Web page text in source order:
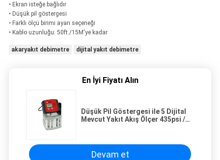
• Ekran isteğe bağlıdır
• Düşük pil göstergesi
• Farklı ölçü birimi ayarı seçeneği
• Kablo uzunluğu: 50ft./15M'ye kadar
akaryakıt debimetre dijital yakıt debimetre
En İyi Fiyatı Alın
Düşük Pil Göstergesi ile 5 Dijital
Mevcut Yakıt Akış Ölçer 435psi /
Devam et